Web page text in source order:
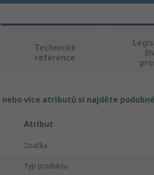
Technické
reference
nebo více atributů si najděte
Atribut
Značka
Typ produktu